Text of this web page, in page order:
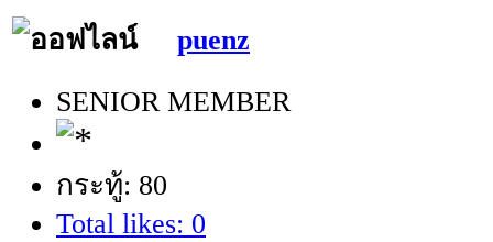
puenz
SENIOR MEMBER
กระทู้: 80
Total likes: 0